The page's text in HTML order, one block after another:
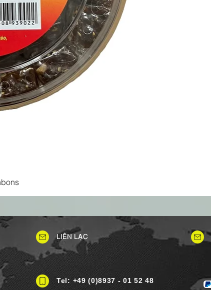
LIÊN LẠC
Tel: +49 (0)8937 - 01 52 48